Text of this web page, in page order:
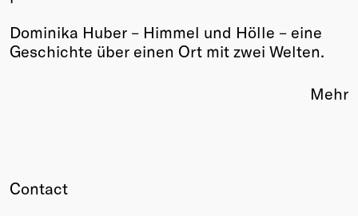
Dominika Huber – Himmel und Hölle – eine
Geschichte über einen Ort mit zwei Welten.
Mehr
Contact